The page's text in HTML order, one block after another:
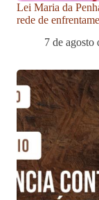
Lei Maria da
rede de
7 de agosto